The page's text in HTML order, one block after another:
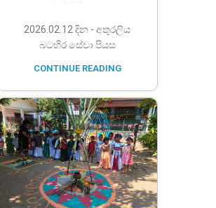
2026.02.12 දින - අතුරලිය
බටහිර සේවා පියස
CONTINUE READING